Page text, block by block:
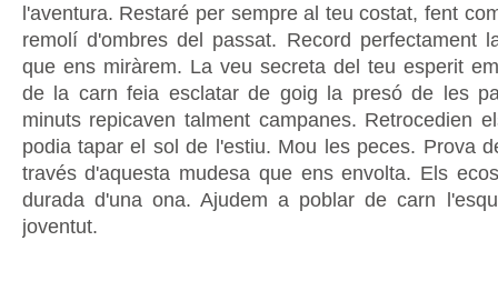
l'aventura. Restaré per sempre al teu costat, fent
remolí d'ombres del passat. Record perfectament
que ens miràrem. La veu secreta del teu esperit
de la carn feia esclatar de goig la presó de les
minuts repicaven talment campanes. Retrocedien
podia tapar el sol de l'estiu. Mou les peces. Prova
través d'aquesta mudesa que ens envolta. Els
durada d'una ona. Ajudem a poblar de carn
joventut.